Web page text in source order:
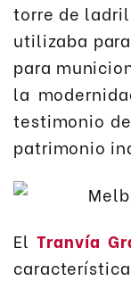
torre de
utilizaba
para
la
testimonio
patrimonio
ElTranvía